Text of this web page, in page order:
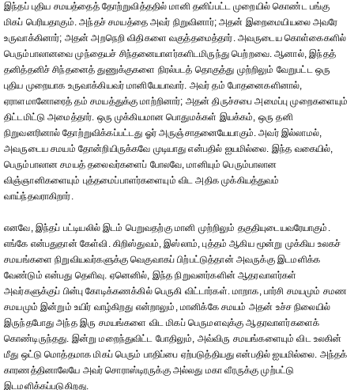
இந்தப் புதிய சமயத்தைத் தோற்றுவித்ததில் மானி தனிப்பட்ட முறையில் கொண்ட பங்கு
மிகப் பெரியதாகும். அந்தச் சமயத்தை அவர் நிறுவினார்; அதன் இறைமையியலை அவரே
உருவாக்கினார்; அதன் அறநெறி விதிகளை வகுத்தமைத்தார். அவருடைய கொள்கைகளில்
பெரும்பாலானவை முந்தையச் சிந்தனையாளர்களிடமிருந்து பெற்றவை. ஆனால், இந்தத்
தனித்தனிச் சிந்தனைத் துணுக்குகளை நிரல்படத் தொகுத்து முற்றிலும் வேறுபட்ட ஒரு
புதிய முறையாக உருவாக்கியவர் மானியேயாவார். அவர் தம் போதனைகளினால்,
ஏராளமானோரைத் தம் சமயத்துக்கு மாற்றினார்; அதன் திருச்சபை அமைப்பு முறைகளையும்
திட்டமிட்டு அமைத்தார். ஒரு முக்கியமான பொதுமக்கள் இயக்கம், ஒரு தனி
நிறுவனரினால் தோற்றுவிக்கப்பட்டது ஓர் அருஞ்சாதனையேயாகும். அவர் இல்லாமல்,
அவருடைய சமயம் தோன்றியிருக்கவே முடியாது என்பதில் ஐயமில்லை. இந்த வகையில்,
பெரும்பாலான சமயத் தலைவர்களைப் போலவே, மானியும் பெரும்பாலான
விஞ்ஞானிகளையும் புத்தமைப்பாளர்களையும் விட அதிக முக்கியத்துவம்
வாய்ந்தவராகிறார்.
எனவே, இந்தப் பட்டியலில் இடம் பெறுவதற்கு மானி முற்றிலும் தகுதியுடையவரேயாகும்.
எங்கே என்பதுதான் கேள்வி. கிறிஸ்துவம், இஸ்லாம், புத்தம் ஆகிய மூன்று முக்கிய உலகச்
சமயங்களை நிறுவியவர்களுக்கு வெகுவாகப் பிற்பட்டுத்தான் அவருக்கு இடமளிக்க
வேண்டும் என்பது தெளிவு. ஏனெனில், இந்த நிறுவனர்களின் ஆதரவாளர்கள்
அவர்களுக்குப் பின்பு கோடிக்கணக்கில் பெருகி விட்டார்கள். மாறாக, பார்சி சமயமும் சமண
சமயமும் இன்றும் உயிர் வாழ்கிறது என்றாலும், மானிக்கே சமயம் அதன் உச்ச நிலையில்
இருந்தபோது அந்த இரு சமயங்களை விட மிகப் பெருமளவுக்கு ஆதரவாளர்களைக்
கொண்டிருந்தது. இன்று மறைந்துவிட்ட போதிலும், அவ்விரு சமயங்களையும் விட உலகின்
மீது ஒட்டு மொத்தமாக மிகப் பெரும் பாதிப்பை ஏற்படுத்தியது என்பதில் ஐயமில்லை. அந்தக்
காரணத்தினாலேயே அவர் சொராஸ்டிரருக்கு அல்லது மகா வீரருக்கு முற்பட்டு
இடமளிக்கப்படுகிறது.